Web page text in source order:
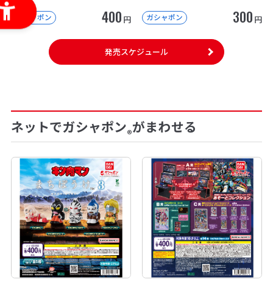
ガシャポン 400 円 ガシャポン 300 円
発売スケジュール
ネットでガシャポン®がまわせる